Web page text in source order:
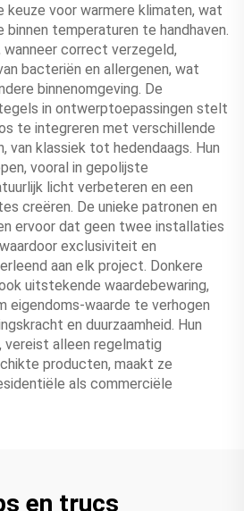
voor warmere klimaten, wat
temperaturen te handhaven.
wanneer correct verzegeld,
bacteriën en allergenen, wat
binnenomgeving. De
in ontwerptoepassingen stelt
te integreren met verschillende
van klassiek tot hedendaags. Hun
vooral in gepolijste
licht verbeteren en een
creëren. De unieke patronen en
ervoor dat geen twee installaties
exclusiviteit en
aan elk project. Donkere
uitstekende waardebewaring,
eigendoms-waarde te verhogen
en duurzaamheid. Hun
vereist alleen regelmatig
producten, maakt ze
als commerciële
en trucs